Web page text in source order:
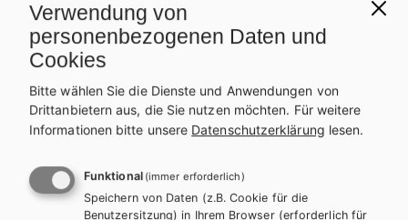
Service Team
zur Verfügung.
Verwendung von
personenbezogenen Daten und
Cookies
Bitte wählen Sie die Dienste und Anwendungen von
Drittanbietern aus, die Sie nutzen möchten. Für weitere
Informationen bitte unsere Datenschutzerklärung lesen.
Funktional (immer erforderlich)
Speichern von Daten (z.B. Cookie für die
Benutzersitzung) in Ihrem Browser (erforderlich für